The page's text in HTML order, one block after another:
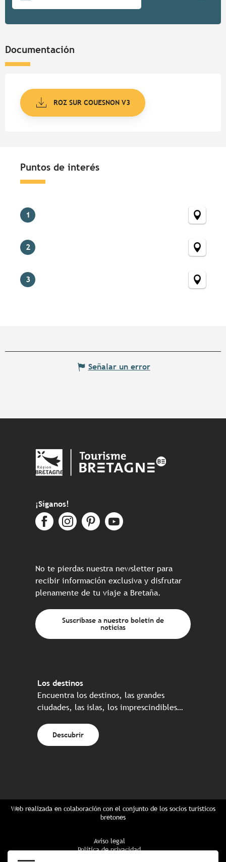
Documentación
ROZ SUR COUESNON V3
Puntos de interés
1
2
3
Señalar un error
¡Síganos!
No te pierdas nuestra newsletter para
recibir información exclusiva y disfrutar
plenamente de tu viaje a Bretaña.
Suscríbase a nuestro boletín de
noticias
Los destinos
Encuentra los destinos, las grandes
ciudades, las islas, los imprescindibles…
Descubrir
Web realizada en colaboración con el conjunto de los socios turísticos
bretones
Aviso legal
Política de privacidad